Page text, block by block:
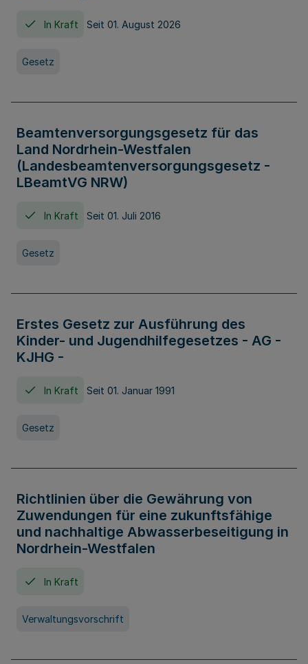
In Kraft Seit 01. August 2026
Gesetz
Beamtenversorgungsgesetz für das
Land Nordrhein-Westfalen
(Landesbeamtenversorgungsgesetz -
LBeamtVG NRW)
In Kraft Seit 01. Juli 2016
Gesetz
Erstes Gesetz zur Ausführung des
Kinder- und Jugendhilfegesetzes - AG -
KJHG -
In Kraft Seit 01. Januar 1991
Gesetz
Richtlinien über die Gewährung von
Zuwendungen für eine zukunftsfähige
und nachhaltige Abwasserbeseitigung in
Nordrhein-Westfalen
In Kraft
Verwaltungsvorschrift